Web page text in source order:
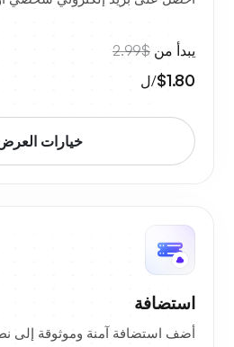
يبدأ من $2.99
$1.80/ل
خيارات
استضافة
أضف استضافة آمنة وموثوقة إلى